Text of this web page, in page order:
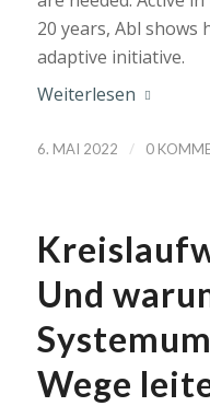
20 years, Abl shows
adaptive initiative.
Weiterlesen
6. MAI 2022 / 0
Und
Wege